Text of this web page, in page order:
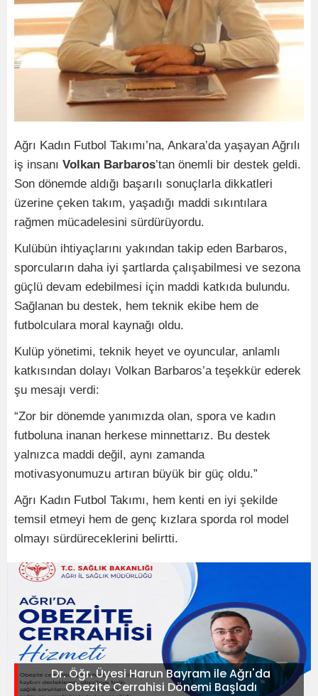
Ağrı Kadın Futbol Takımı’na, Ankara’da yaşayan Ağrılı
iş insanı Volkan Barbaros’tan önemli bir destek geldi.
Son dönemde aldığı başarılı sonuçlarla dikkatleri
üzerine çeken takım, yaşadığı maddi sıkıntılara
rağmen mücadelesini sürdürüyordu.
Kulübün ihtiyaçlarını yakından takip eden Barbaros,
sporcuların daha iyi şartlarda çalışabilmesi ve sezona
güçlü devam edebilmesi için maddi katkıda bulundu.
Sağlanan bu destek, hem teknik ekibe hem de
futbolculara moral kaynağı oldu.
Kulüp yönetimi, teknik heyet ve oyuncular, anlamlı
katkısından dolayı Volkan Barbaros’a teşekkür ederek
şu mesajı verdi:
“Zor bir dönemde yanımızda olan, spora ve kadın
futboluna inanan herkese minnettarız. Bu destek
yalnızca maddi değil, aynı zamanda
motivasyonumuzu artıran büyük bir güç oldu.”
Ağrı Kadın Futbol Takımı, hem kenti en iyi şekilde
temsil etmeyi hem de genç kızlara sporda rol model
olmayı sürdüreceklerini belirtti.
Dr. Öğr. Üyesi Harun Bayram ile Ağrı'da
Obezite Cerrahisi Dönemi Başladı